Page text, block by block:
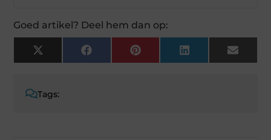
Goed artikel? Deel hem dan op:
X
(Twitter)
Facebook Pinterest LinkedIn Email
Tags: